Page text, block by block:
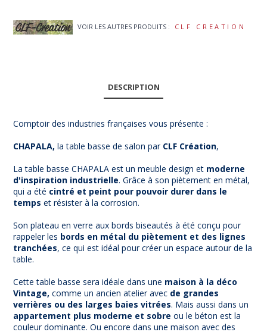
VOIR LES AUTRES PRODUITS : CLF CREATION
DESCRIPTION
Comptoir des industries françaises vous présente :
CHAPALA, la table basse de salon parCLF Création,
La table basse CHAPALA est un meuble design et moderne
d'inspiration industrielle. Grâce à son piètement en métal,
qui a été cintré et peint pour pouvoir durer dans le
temps et résister à la corrosion.
Son plateau en verre aux bords biseautés à été conçu pour
rappeler les bords en métal du piètement et des lignes
tranchées, ce qui est idéal pour créer un espace autour de la
table.
Cette table basse sera idéale dans une maison à la déco
Vintage, comme un ancien atelier avec de grandes
verrières ou des larges baies vitrées. Mais aussi dans un
appartement plus moderne et sobre ou le béton est la
couleur dominante. Ou encore dans une maison avec des